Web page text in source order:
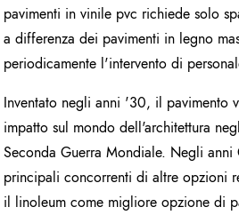
pavimenti in vinile pvc richiede solo
a differenza dei pavimenti in legno
periodicamente l'intervento di
Inventato negli anni '30, il pavimento
impatto sul mondo dell'architettura
Seconda Guerra Mondiale. Negli
principali concorrenti di altre opzioni
il linoleum come migliore opzione di